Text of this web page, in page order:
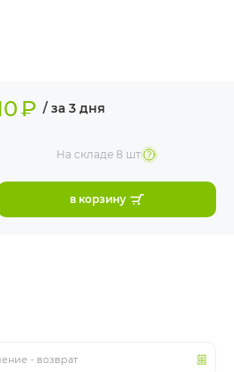
- возврат
₽ / за 3 дня
На складе8 шт
в корзину